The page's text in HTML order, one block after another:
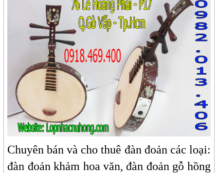
Chuyên bán và cho thuê đàn đoản các loại:
đàn đoản khảm hoa văn, đàn đoản gỗ hồng